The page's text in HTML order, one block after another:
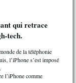
qui retrace
tech.
de la téléphonie
l’iPhone s’est imposé
l’iPhone comme